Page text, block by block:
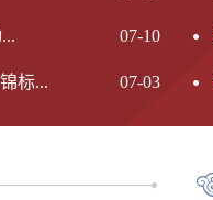
07-10
07-03
标...